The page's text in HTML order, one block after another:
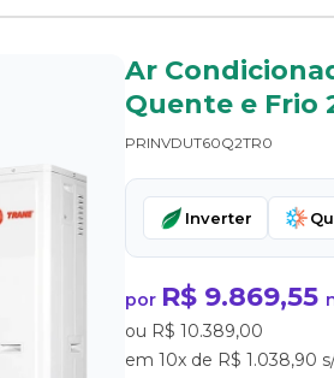
Ar
Quente e Frio
PRINVDUT60Q2TR0
Inverter
por R$ 9.869,55
ou R$ 10.389,00
em 10x de R$ 1.038,90